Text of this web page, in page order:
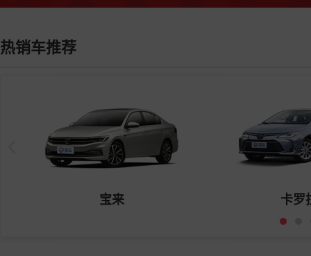
热销车推荐
宝来 卡罗